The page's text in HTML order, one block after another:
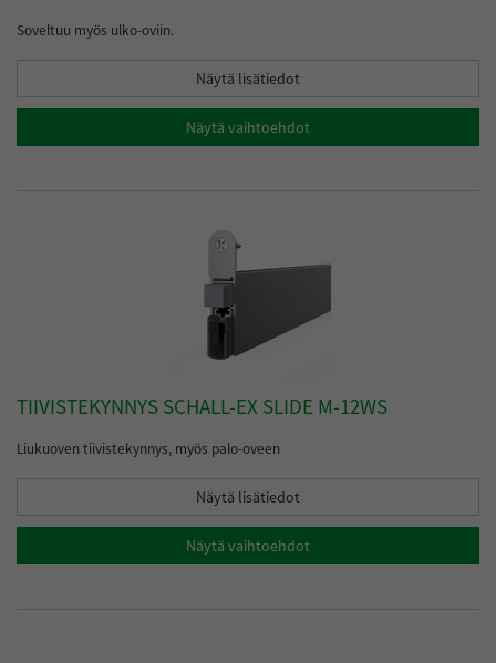
Soveltuu myös ulko-oviin.
Näytä lisätiedot
Näytä vaihtoehdot
TIIVISTEKYNNYS SCHALL-EX SLIDE M-12WS
Liukuoven tiivistekynnys, myös palo-oveen
Näytä lisätiedot
Näytä vaihtoehdot